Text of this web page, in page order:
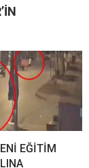
EĞİTİM